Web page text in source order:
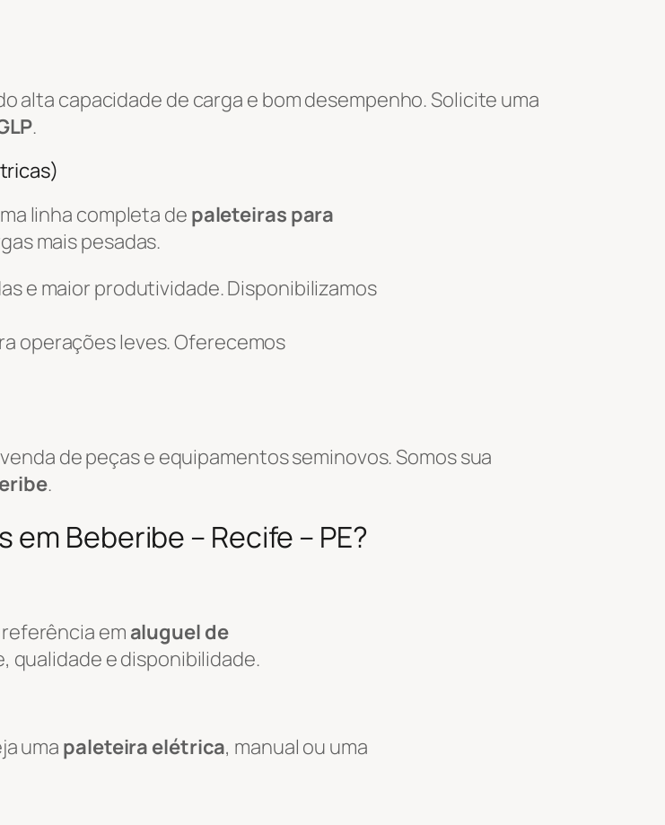
capacidade de carga e bom desempenho. Solicite uma
.
linha completa de paleteiras para
mais pesadas.
e maior produtividade. Disponibilizamos
operações leves. Oferecemos
de peças e equipamentos seminovos. Somos sua
.
Beberibe – Recife – PE?
em aluguel de
qualidade e disponibilidade.
uma paleteira elétrica, manual ou uma